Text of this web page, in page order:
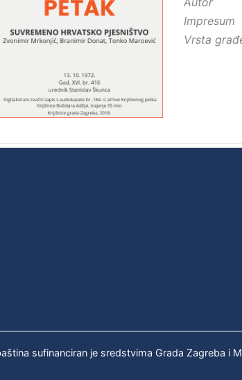
Impresum
Vrsta
sufinanciran je sredstvima Grada Zagreba i